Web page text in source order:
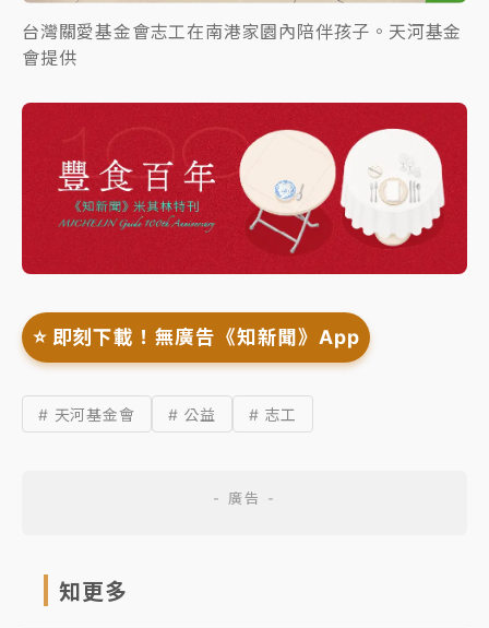
台灣關愛基金會志工在南港家園內陪伴孩子。天河基金
會提供
⭐️ 即刻下載！無廣告《知新聞》App
# 天河基金會 # 公益 # 志工
知更多